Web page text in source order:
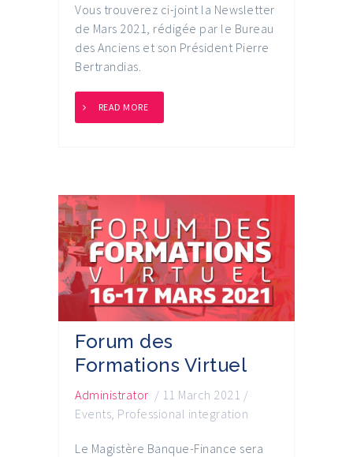
Vous trouverez ci-joint la Newsletter
de Mars 2021, rédigée par le Bureau
des Anciens et son Président Pierre
Bertrandias.
READ MORE
Forum des
Formations Virtuel
Administrator / 11 March 2021 /
Events Professional integration
Le Magistère Banque-Finance sera